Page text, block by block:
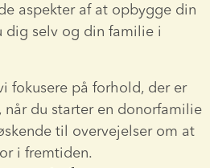
aspekter af at opbygge din
dig selv og din familie i
på forhold, der er
du starter en donorfamilie
til overvejelser om at
i fremtiden.